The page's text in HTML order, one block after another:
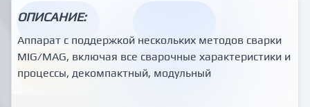
ОПИСАНИЕ:
Аппарат с поддержкой нескольких методов сварки
MIG/MAG, включая все сварочные характеристики и
процессы, декомпактный, модульный